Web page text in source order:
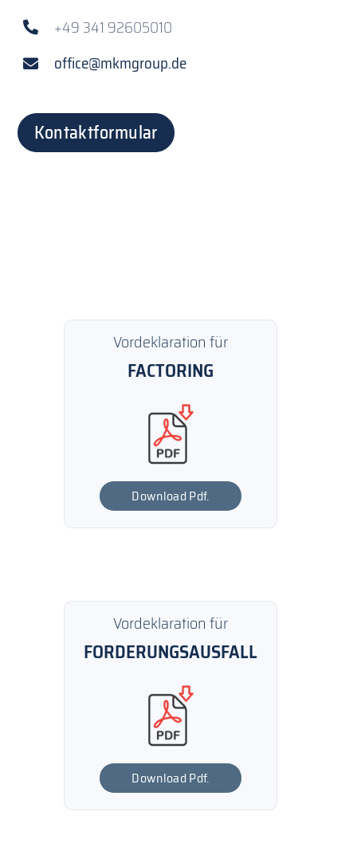
+49 341 92605010
office@mkmgroup.de
Kontaktformular
Vordeklaration für
FACTORING
Download Pdf.
Vordeklaration für
FORDERUNGSAUSFALL
Download Pdf.